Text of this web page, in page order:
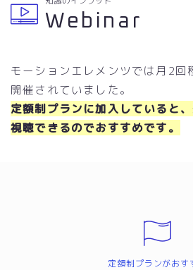
Webinar
モーションエレメンツでは月2回
開催されていました。
定額制プランに加入していると、
視聴できるのでおすすめです。
定額制プランがおす